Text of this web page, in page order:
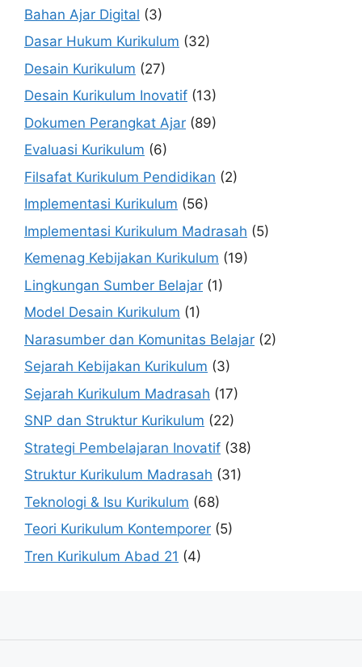
Bahan Ajar Digital (3)
Dasar Hukum Kurikulum (32)
Desain Kurikulum (27)
Desain Kurikulum Inovatif (13)
Dokumen Perangkat Ajar (89)
Evaluasi Kurikulum (6)
Filsafat Kurikulum Pendidikan (2)
Implementasi Kurikulum (56)
Implementasi Kurikulum Madrasah (5)
Kemenag Kebijakan Kurikulum (19)
Lingkungan Sumber Belajar (1)
Model Desain Kurikulum (1)
Narasumber dan Komunitas Belajar (2)
Sejarah Kebijakan Kurikulum (3)
Sejarah Kurikulum Madrasah (17)
SNP dan Struktur Kurikulum (22)
Strategi Pembelajaran Inovatif (38)
Struktur Kurikulum Madrasah (31)
Teknologi & Isu Kurikulum (68)
Teori Kurikulum Kontemporer (5)
Tren Kurikulum Abad 21 (4)